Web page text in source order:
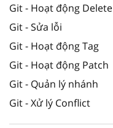
Git - Hoạt động Delete
Git - Sửa lỗi
Git - Hoạt động Tag
Git - Hoạt động Patch
Git - Quản lý nhánh
Git - Xử lý Conflict